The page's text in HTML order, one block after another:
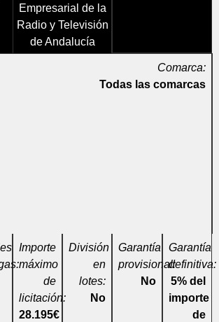
Empresarial de la
Radio y Televisión
de Andalucía
Comarca:
Todas las comarcas
Importe
máximo
de
licitación:
28.195€
División
en
lotes:
No
Garantía
provisional:
No
Garantía
definitiva:
5% del
importe
de